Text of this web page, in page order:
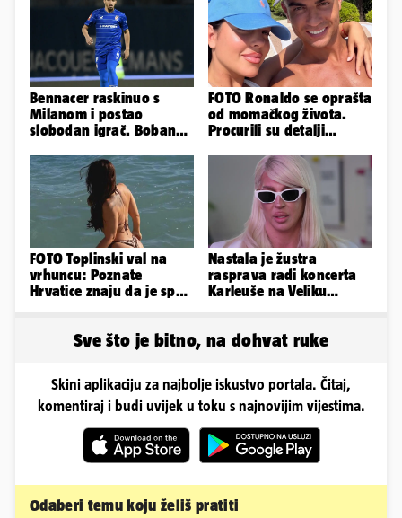
Bennacer raskinuo s
Milanom i postao
slobodan igrač. Boban
Dinamu
FOTO Ronaldo se oprašta
od momačkog života.
Procurili su detalji
FOTO Toplinski val na
vrhuncu: Poznate
Hrvatice znaju da je spas
Nastala je žustra
rasprava radi koncerta
Karleuše na Veliku
Sve što je bitno, na dohvat ruke
Skini aplikaciju za najbolje iskustvo portala. Čitaj,
komentiraj i budi uvijek u toku s najnovijim vijestima.
Odaberi temu koju želiš pratiti